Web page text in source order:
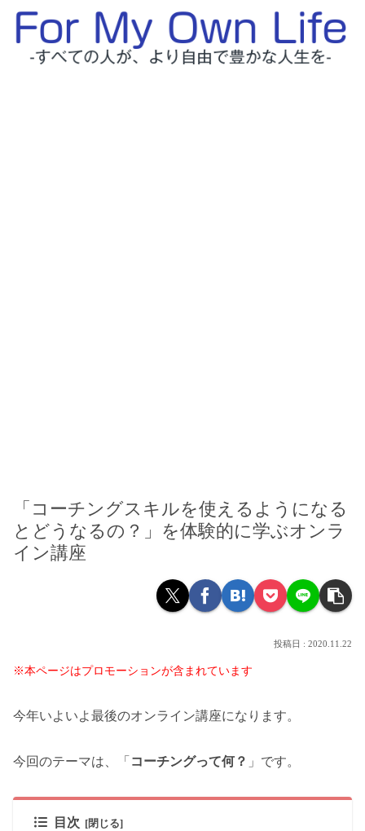
「コーチングスキルを使えるようになる
とどうなるの？」を体験的に学ぶオンラ
イン講座
2020.11.22
※本ページはプロモーションが含まれています
今年いよいよ最後のオンライン講座になります。
今回のテーマは、「 コーチングって何？ 」です。
目次